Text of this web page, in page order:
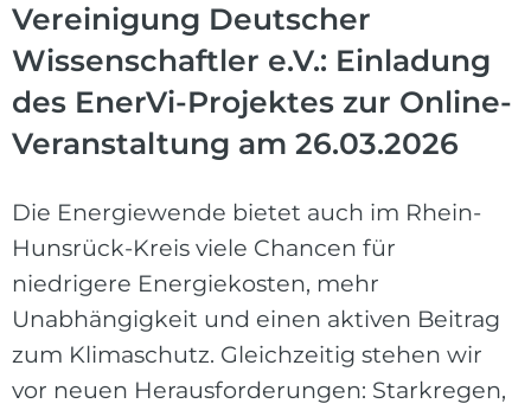
Vereinigung Deutscher
Wissenschaftler e.V.: Einladung
des EnerVi-Projektes zur Online-
Veranstaltung am 26.03.2026
Die Energiewende bietet auch im Rhein-
Hunsrück-Kreis viele Chancen für
niedrigere Energiekosten, mehr
Unabhängigkeit und einen aktiven Beitrag
zum Klimaschutz. Gleichzeitig stehen wir
vor neuen Herausforderungen: Starkregen,